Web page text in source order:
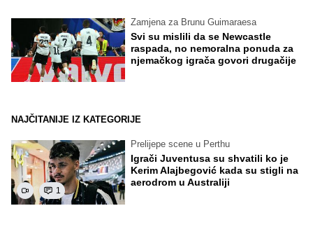
Zamjena za Brunu Guimaraesa
Svi su mislili da se Newcastle
raspada, no nemoralna ponuda za
njemačkog igrača govori drugačije
NAJČITANIJE IZ KATEGORIJE
1
Prelijepe scene u Perthu
Igrači Juventusa su shvatili ko je
Kerim Alajbegović kada su stigli na
aerodrom u Australiji